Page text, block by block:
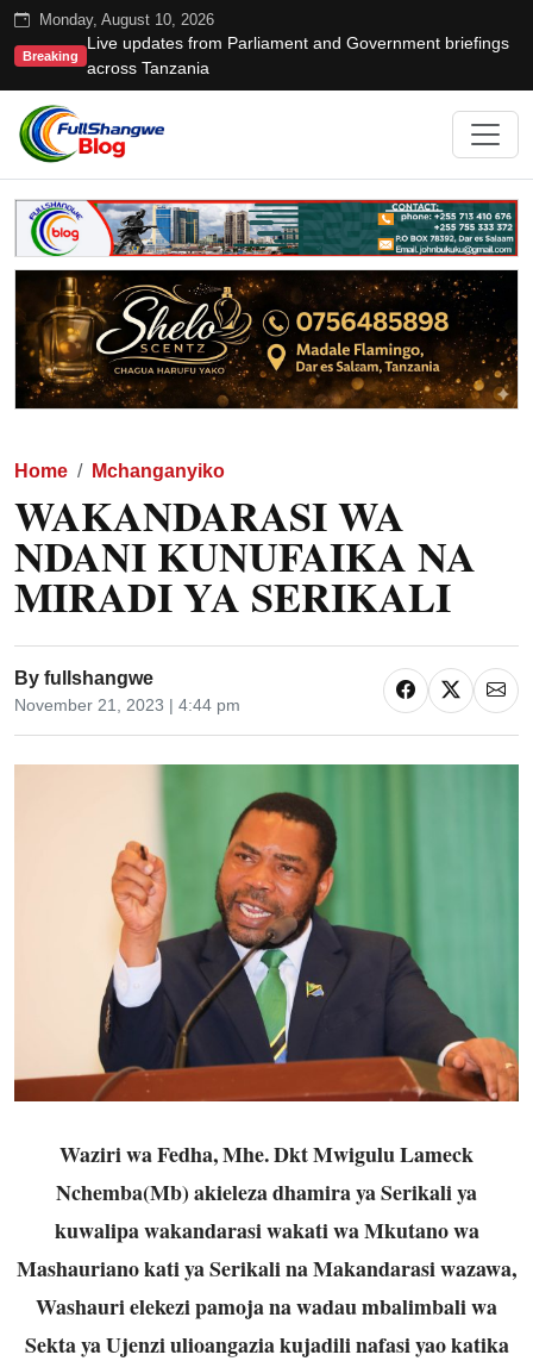
Monday, August 10, 2026
Breaking
Live updates from Parliament and Government briefings
across Tanzania
Home Mchanganyiko
WAKANDARASI WA
NDANI KUNUFAIKA NA
MIRADI YA SERIKALI
By fullshangwe
November 21, 2023 | 4:44 pm
Waziri wa Fedha, Mhe. Dkt Mwigulu Lameck
Nchemba(Mb) akieleza dhamira ya Serikali ya
kuwalipa wakandarasi wakati wa Mkutano wa
Mashauriano kati ya Serikali na Makandarasi wazawa,
Washauri elekezi pamoja na wadau mbalimbali wa
Sekta ya Ujenzi ulioangazia kujadili nafasi yao katika